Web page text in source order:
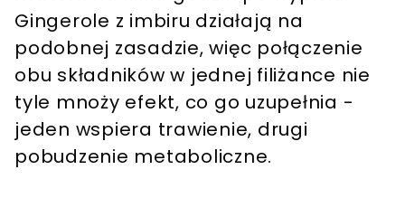
Gingerole z imbiru działają na
podobnej zasadzie, więc połączenie
obu składników w jednej filiżance nie
tyle mnoży efekt, co go uzupełnia -
jeden wspiera trawienie, drugi
pobudzenie metaboliczne.